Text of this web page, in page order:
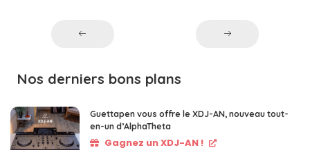
Nos derniers bons plans
Guettapen vous offre le XDJ-AN, nouveau tout-
en-un d’AlphaTheta
Gagnez un XDJ-AN !